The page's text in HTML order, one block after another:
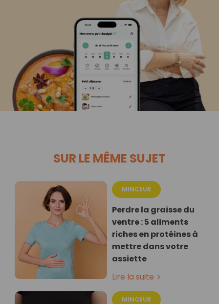
SUR LE MÊME SUJET
MINCEUR
Perdre la graisse du
ventre : 5 aliments
riches en protéines à
mettre dans votre
assiette
Lire la suite
MINCEUR